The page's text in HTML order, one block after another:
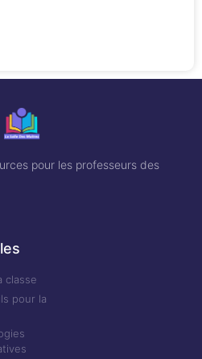
pour les professeurs des
classe
pour la